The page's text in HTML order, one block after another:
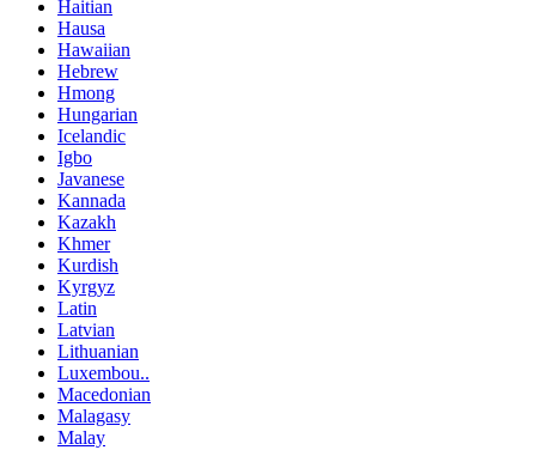
Haitian
Hausa
Hawaiian
Hebrew
Hmong
Hungarian
Icelandic
Igbo
Javanese
Kannada
Kazakh
Khmer
Kurdish
Kyrgyz
Latin
Latvian
Lithuanian
Luxembou..
Macedonian
Malagasy
Malay